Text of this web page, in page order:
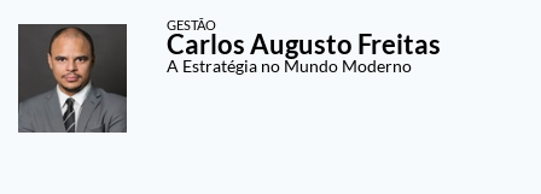
GESTÃO
Carlos Augusto Freitas
A Estratégia no Mundo Moderno